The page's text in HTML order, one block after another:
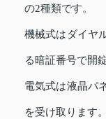
の2種類です。
機械式はダイヤ
る暗証番号で開
電気式は液晶パ
を受け取ります。